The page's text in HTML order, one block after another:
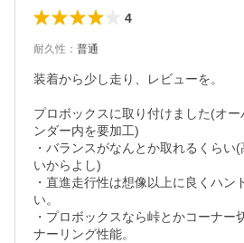
4
耐久性 ： 普通
装着から少し走り、レビューを。
プロボックスに取り付けました(オ
ンダー内を要加工)
・バランスがなんとか取れるくらい
いからよし)
・直進走行性は想像以上に良くハン
い。
・プロボックスなら峠とかコーナー
ナーリング性能。